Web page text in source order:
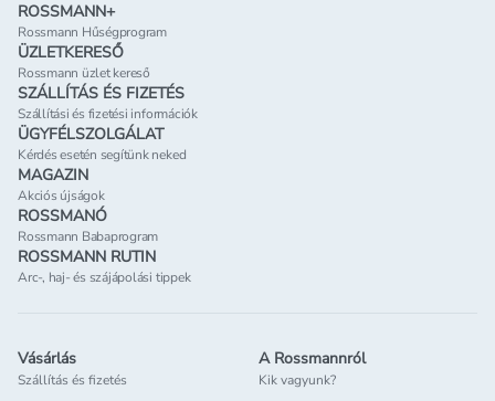
ROSSMANN+
Rossmann Hűségprogram
ÜZLETKERESŐ
Rossmann üzlet kereső
SZÁLLÍTÁS ÉS FIZETÉS
Szállítási és fizetési információk
ÜGYFÉLSZOLGÁLAT
Kérdés esetén segítünk neked
MAGAZIN
Akciós újságok
ROSSMANÓ
Rossmann Babaprogram
ROSSMANN RUTIN
Arc-, haj- és szájápolási tippek
Vásárlás
Szállítás és fizetés
A Rossmannról
Kik vagyunk?